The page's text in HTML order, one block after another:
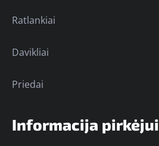
Ratlankiai
Davikliai
Priedai
Informacija pirkėjui